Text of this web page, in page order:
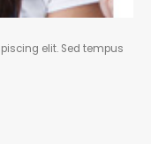
elit. Sed tempus